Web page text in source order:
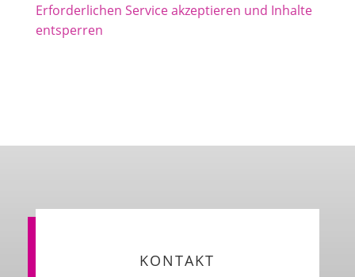
Erforderlichen Service akzeptieren und Inhalte
entsperren
KONTAKT